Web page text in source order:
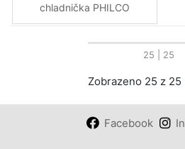
chladnička PHILCO
25 | 25
Zobrazeno 25 z
Facebook